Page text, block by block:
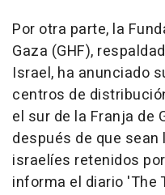
Por otra parte, la
Gaza (GHF),
Israel, ha anunciado
centros de
el sur de la Franja de
después de que
israelíes retenidos
informa el diario 'The